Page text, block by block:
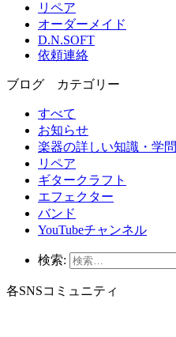
リペア
オーダーメイド
D.N.SOFT
依頼連絡
ブログ カテゴリー
すべて
お知らせ
楽器の詳しい知識・学問
リペア
ギタークラフト
エフェクター
バンド
YouTubeチャンネル
検索:
各SNSコミュニティ